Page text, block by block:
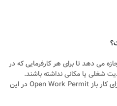
می دهد تا برای هر کارفرمایی که در
شغلی یا مکانی نداشته باشند.
اطلاعات بیشتر و نحوه دریافت ویزای کار باز Open Work Permit در این